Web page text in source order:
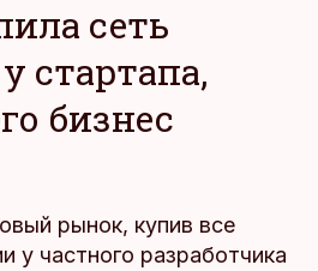
сеть
стартапа,
бизнес
рынок, купив все
у частного разработчика